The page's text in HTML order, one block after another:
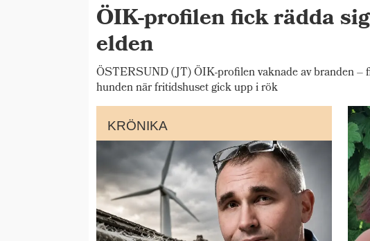
ÖIK-profilen fick rädda
elden
ÖSTERSUND (JT) ÖIK-profilen vaknade av branden –
hunden när fritidshuset gick upp i rök
KRÖNIKA